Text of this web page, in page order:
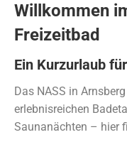
Willkommen
Freizeitbad
Ein Kurzurlaub
Das NASS in
erlebnisreichen
Saunanächten – hier